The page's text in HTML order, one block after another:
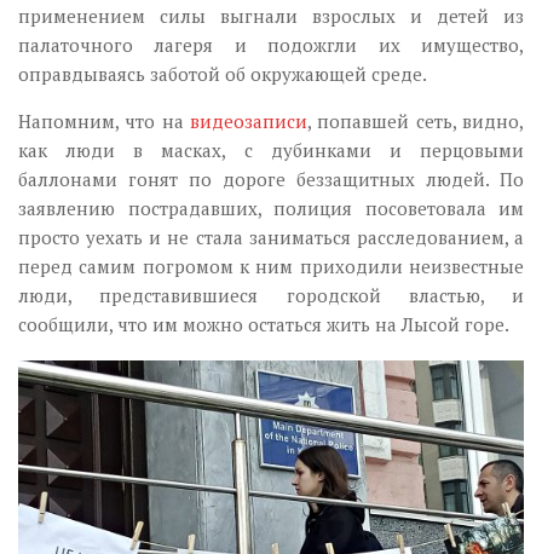
применением силы выгнали взрослых и детей из
палаточного лагеря и подожгли их имущество,
оправдываясь заботой об окружающей среде.
Напомним, что на видеозаписи, попавшей сеть, видно,
как люди в масках, с дубинками и перцовыми
баллонами гонят по дороге беззащитных людей. По
заявлению пострадавших, полиция посоветовала им
просто уехать и не стала заниматься расследованием, а
перед самим погромом к ним приходили неизвестные
люди, представившиеся городской властью, и
сообщили, что им можно остаться жить на Лысой горе.